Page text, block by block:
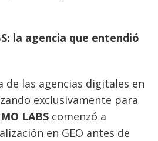
la agencia que entendió
de las agencias digitales en
exclusivamente para
LABS comenzó a
en GEO antes de